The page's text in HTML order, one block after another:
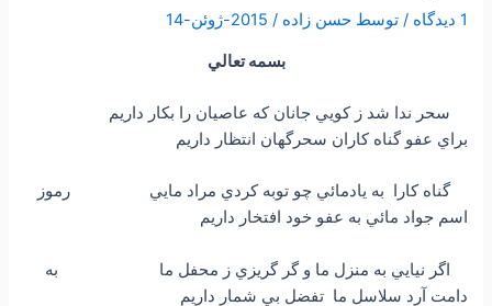
1 دیدگاه / توسطحسن زاده/ 2015-ژوئن-14
بسمه تعالي
سحر ندا شد ز كويي جانان كه عاصيان را بكار داريم
براي عفو گناه كاران سحرگهان انتظار داريم
گناه كارا به يادمائي چو توبه كردي مراد مايي رموز
اسم جواد مائي به عفو خود افتخار داريم
اگر نيايي به منزل ما و گر گريزي ز محفل ما به
دامت آرد سلاسل ما تفضل بي شمار داريم